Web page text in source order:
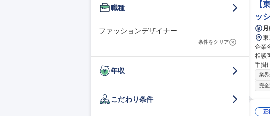
職種
ファッションデザイナー
条件をクリア
年収
こだわり条件
【
ッ
東
企業名 株式会社
相談可 仕事の内容 靴下の企画、生産～販売まで一貫で手掛ける当社にて、靴下のデザイン
手掛
ゲ
スに
売ま
境の変化
20日
業界
完全
正